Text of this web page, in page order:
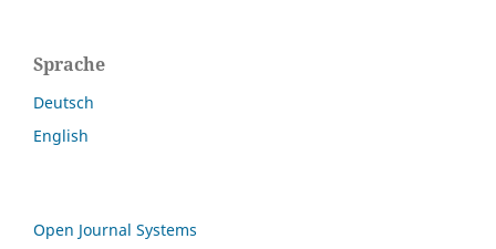
Sprache
Deutsch
English
Open Journal Systems